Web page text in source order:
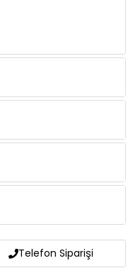
Telefon Siparişi